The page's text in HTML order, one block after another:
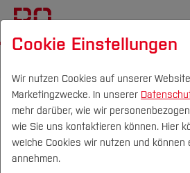
Campus Personen DE
CHE-Ranking:
punktet mit
Cookie Einstellungen
Wir nutzen Cookies auf unserer
Marketingzwecke. In unserer
mehr darüber, wie wir
wie Sie uns kontaktieren können. Hier
welche Cookies wir nutzen und können
annehmen.